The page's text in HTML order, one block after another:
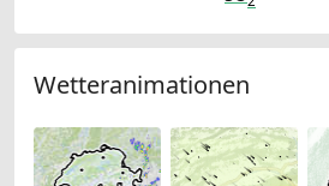
Wetteranimationen